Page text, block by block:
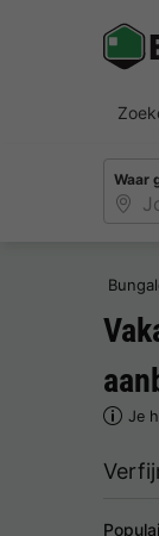
Waar
Je